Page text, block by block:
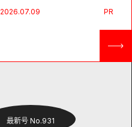
＆サバの“最強アスリート
2026.07.09 PR
最新号 No.931